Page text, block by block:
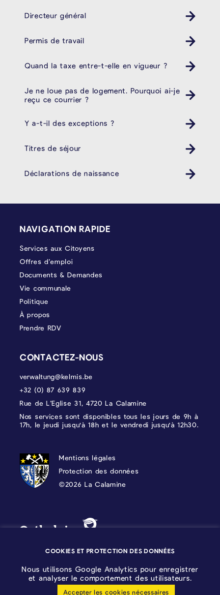
Directeur général
Permis de travail
Quand la taxe entre-t-elle en vigueur ?
Je ne loue pas de logement. Pourquoi ai-je
reçu ce courrier ?
Y a-t-il des exceptions ?
Titres de séjour
Déclarations de naissance
NAVIGATION RAPIDE
Services aux Citoyens
Offres d’emploi
Documents & Demandes
Vie communale
Politique
À propos
Prendre RDV
CONTACTEZ-NOUS
verwaltung@kelmis.be
+32 (0) 87 639 839
Rue de L’Eglise 31, 4720 La Calamine
Nos services sont disponibles tous les jours de 9h à
17h, le jeudi jusqu'à 18h et le vendredi jusqu'à 12h30.
PROTECTION DES DONNÉES, MENTIONS
Mentions légales
Protection des données
©2026 La Calamine
COOKIES ET PROTECTION DES DONNÉES
Nous utilisons Google Analytics pour enregistrer
et analyser le comportement des utilisateurs.
Accepter les cookies nécessaires